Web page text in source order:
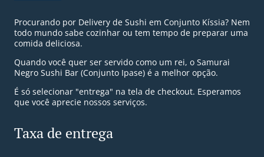
Procurando por Delivery de Sushi em Conjunto Kíssia? Nem
todo mundo sabe cozinhar ou tem tempo de preparar uma
comida deliciosa.
Quando você quer ser servido como um rei, o Samurai
Negro Sushi Bar (Conjunto Ipase) é a melhor opção.
É só selecionar "entrega" na tela de checkout. Esperamos
que você aprecie nossos serviços.
Taxa de entrega